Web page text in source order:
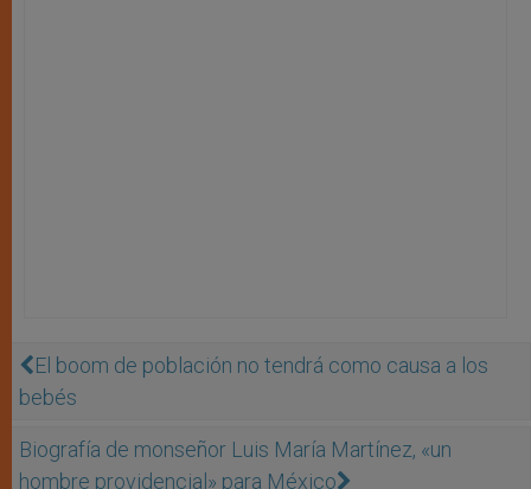
El boom de población no tendrá como causa a los
bebés
Biografía de monseñor Luis María Martínez, «un
hombre providencial» para México